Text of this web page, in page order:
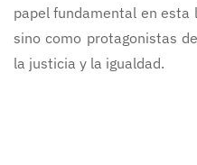
papel fundamental en esta
sino como protagonistas
la justicia y la igualdad.